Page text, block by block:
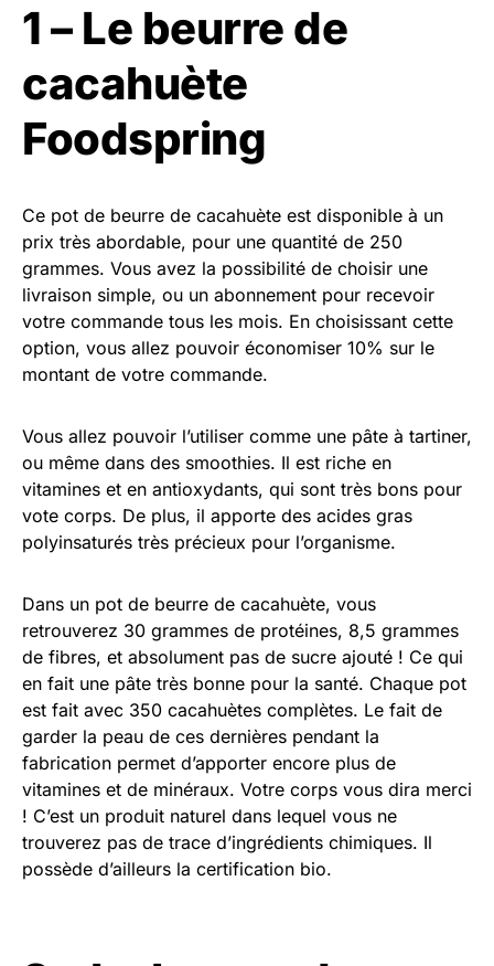
1 – Le beurre de
cacahuète
Foodspring
Ce pot de beurre de cacahuète est disponible à un
prix très abordable, pour une quantité de 250
grammes. Vous avez la possibilité de choisir une
livraison simple, ou un abonnement pour recevoir
votre commande tous les mois. En choisissant cette
option, vous allez pouvoir économiser 10% sur le
montant de votre commande.
Vous allez pouvoir l’utiliser comme une pâte à tartiner,
ou même dans des smoothies. Il est riche en
vitamines et en antioxydants, qui sont très bons pour
vote corps. De plus, il apporte des acides gras
polyinsaturés très précieux pour l’organisme.
Dans un pot de beurre de cacahuète, vous
retrouverez 30 grammes de protéines, 8,5 grammes
de fibres, et absolument pas de sucre ajouté ! Ce qui
en fait une pâte très bonne pour la santé. Chaque pot
est fait avec 350 cacahuètes complètes. Le fait de
garder la peau de ces dernières pendant la
fabrication permet d’apporter encore plus de
vitamines et de minéraux. Votre corps vous dira merci
! C’est un produit naturel dans lequel vous ne
trouverez pas de trace d’ingrédients chimiques. Il
possède d’ailleurs la certification bio.